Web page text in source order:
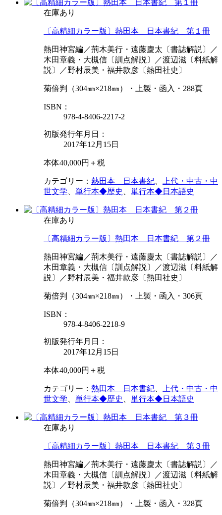
在庫あり
〔高精細カラー版〕熱田本 日本書紀 第１冊
熱田神宮編／荊木美行・遠藤慶太〔書誌解説〕／
木田章義・大槻信〔訓点解説〕／渡辺滋〔料紙解
説〕／野村辰美・福井款彦〔熱田社史〕
菊倍判（304㎜×218㎜）・上製・函入・288頁
ISBN：
978-4-8406-2217-2
初版発行年月日：
2017年12月15日
本体40,000円＋税
カテゴリー： 熱田本 日本書紀
上代・中古・中
世文学
単行本◆歴史 単行本◆日本語史
在庫あり
〔高精細カラー版〕熱田本 日本書紀 第２冊
熱田神宮編／荊木美行・遠藤慶太〔書誌解説〕／
木田章義・大槻信〔訓点解説〕／渡辺滋〔料紙解
説〕／野村辰美・福井款彦〔熱田社史〕
菊倍判（304㎜×218㎜）・上製・函入・306頁
ISBN：
978-4-8406-2218-9
初版発行年月日：
2017年12月15日
本体40,000円＋税
カテゴリー： 熱田本 日本書紀
上代・中古・中
世文学
単行本◆歴史 単行本◆日本語史
在庫あり
〔高精細カラー版〕熱田本 日本書紀 第３冊
熱田神宮編／荊木美行・遠藤慶太〔書誌解説〕／
木田章義・大槻信〔訓点解説〕／渡辺滋〔料紙解
説〕／野村辰美・福井款彦〔熱田社史〕
菊倍判（304㎜×218㎜）・上製・函入・328頁